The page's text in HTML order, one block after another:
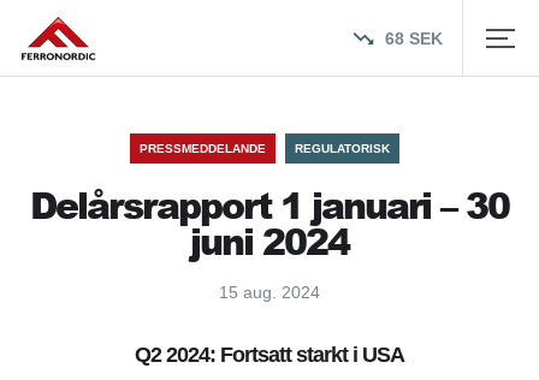
PRESSMEDDELANDE REGULATORISK
Delårsrapport 1 januari – 30
juni 2024
15 aug. 2024
Q2 2024: Fortsatt starkt i USA
68 SEK